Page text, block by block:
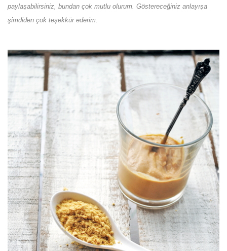
paylaşabilirsiniz, bundan çok mutlu olurum. Göstereceğiniz anlayışa
şimdiden çok teşekkür ederim.